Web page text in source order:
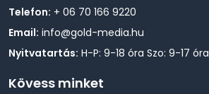
Telefon: + 06 70 166 9220
Email: info@gold-media.hu
Nyitvatartás: H-P: 9-18 óra Szo: 9-17 óra
Kövess minket